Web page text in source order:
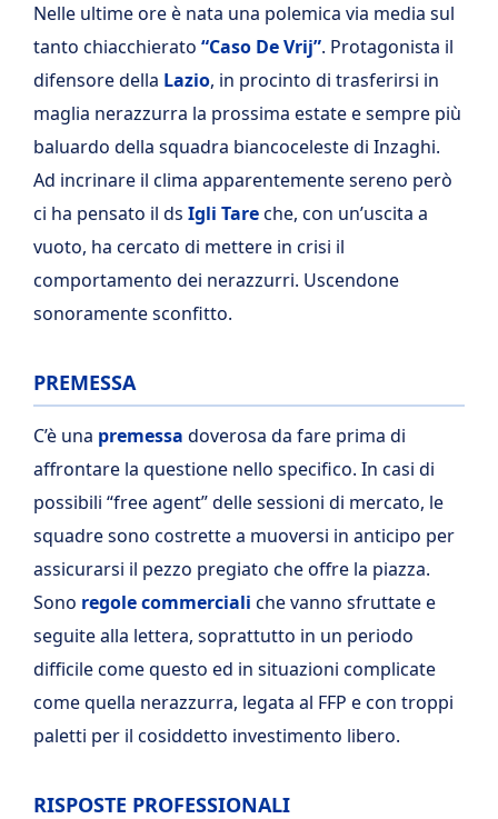
Nelle ultime ore è nata una polemica via media sul
tanto chiacchierato “Caso De Vrij”. Protagonista il
difensore della Lazio, in procinto di trasferirsi in
maglia nerazzurra la prossima estate e sempre più
baluardo della squadra biancoceleste di Inzaghi.
Ad incrinare il clima apparentemente sereno però
ci ha pensato il ds Igli Tareche, con un’uscita a
vuoto, ha cercato di mettere in crisi il
comportamento dei nerazzurri. Uscendone
sonoramente sconfitto.
PREMESSA
C’è una premessa doverosa da fare prima di
affrontare la questione nello specifico. In casi di
possibili “free agent” delle sessioni di mercato, le
squadre sono costrette a muoversi in anticipo per
assicurarsi il pezzo pregiato che offre la piazza.
Sono regole commerciali che vanno sfruttate e
seguite alla lettera, soprattutto in un periodo
difficile come questo ed in situazioni complicate
come quella nerazzurra, legata al FFP e con troppi
paletti per il cosiddetto investimento libero.
RISPOSTE PROFESSIONALI